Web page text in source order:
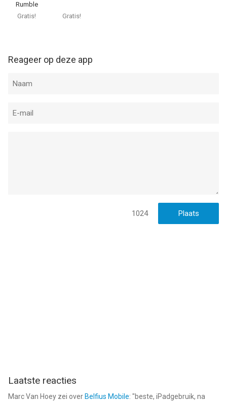
Rumble
Gratis!
Gratis!
Reageer op deze app
1024
Laatste reacties
Marc Van Hoey zei over Belfius Mobile: "beste, iPadgebruik, na